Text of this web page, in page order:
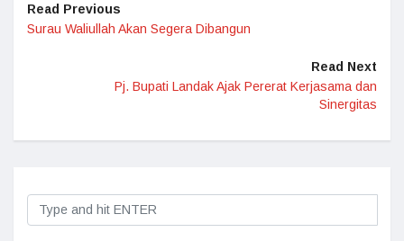
Read Previous
Surau Waliullah Akan Segera Dibangun
Read Next
Pj. Bupati Landak Ajak Pererat Kerjasama dan
Sinergitas